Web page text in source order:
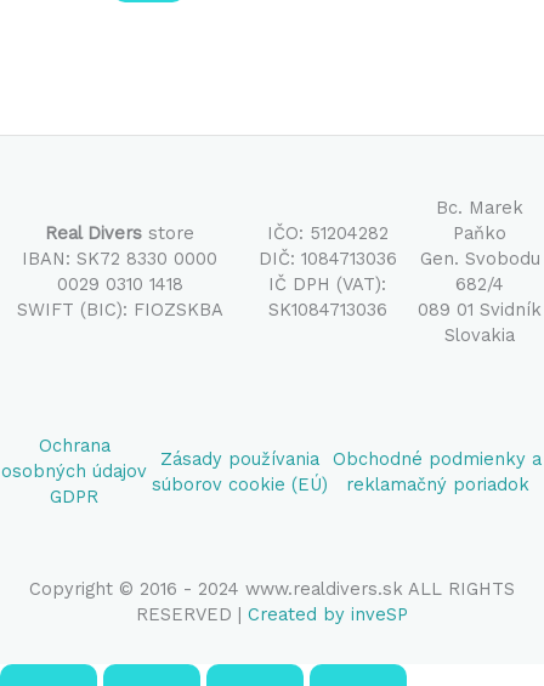
Real Divers store
IBAN: SK72 8330 0000
0029 0310 1418
SWIFT (BIC): FIOZSKBA
IČO: 51204282
DIČ: 1084713036
IČ DPH (VAT):
SK1084713036
Bc. Marek
Paňko
Gen. Svobodu
682/4
089 01 Svidník
Slovakia
Ochrana
osobných údajov
GDPR
Zásady používania
súborov cookie (EÚ)
Obchodné podmienky a
reklamačný poriadok
Copyright © 2016 - 2024 www.realdivers.sk ALL RIGHTS
RESERVED | Created by inveSP